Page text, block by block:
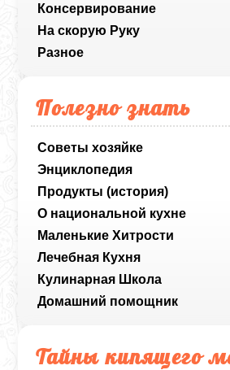
Консервирование
На скорую Руку
Разное
Полезно знать
Советы хозяйке
Энциклопедия
Продукты (история)
О национальной кухне
Маленькие Хитрости
Лечебная Кухня
Кулинарная Школа
Домашний помощник
Тайны кипящего